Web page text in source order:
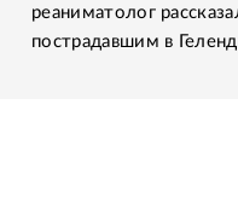
реаниматолог
пострадавшим в